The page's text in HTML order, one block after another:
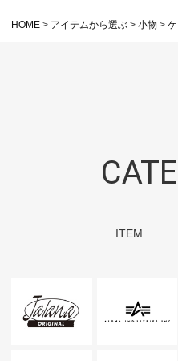
HOME アイテムから選ぶ 小物
ITEM